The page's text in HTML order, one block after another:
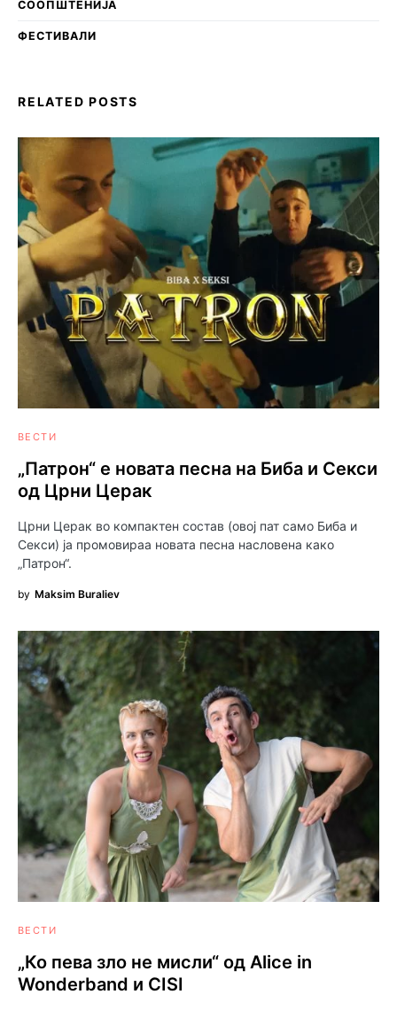
СООПШТЕНИЈА
ФЕСТИВАЛИ
RELATED POSTS
ВЕСТИ
„Патрон“ е новата песна на Биба и Секси
од Црни Церак
Црни Церак во компактен состав (овој пат само Биба и
Секси) ја промовираа новата песна насловена како
„Патрон“.
by Maksim Buraliev
ВЕСТИ
„Ко пева зло не мисли“ од Alice in
Wonderband и CISI